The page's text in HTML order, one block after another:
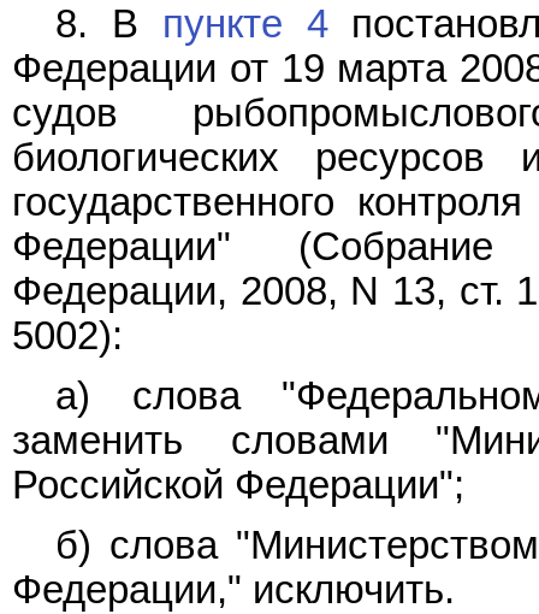
8. В пункте 4
Федерации от 19 марта
судов
биологических
государственного
Федерации" (Собрание
Федерации, 2008, N 13, ст.
5002):
а) слова
заменить словами
Российской Федерации";
б) слова
Федерации," исключить.